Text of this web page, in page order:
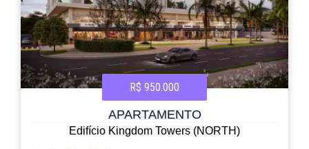
R$ 950.000
APARTAMENTO
Edifício Kingdom Towers (NORTH)